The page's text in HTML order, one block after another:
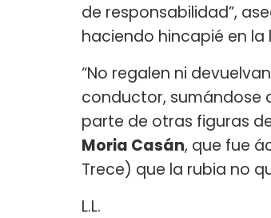
de responsabilidad”,
haciendo hincapié en
“No regalen ni
conductor, sumándose
parte de otras figuras
Moria Casán, que fue
Trece) que la rubia no
L.L.